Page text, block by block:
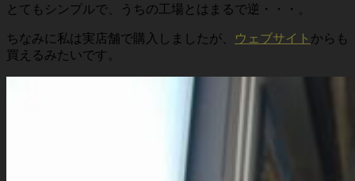
とてもシンプルで、うちの工場とはまるで逆・・・。
ちなみに私は実店舗で購入しましたが、 ウェブサイト からも
買えるみたいです。